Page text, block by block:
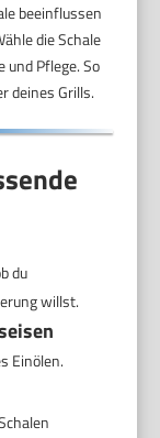
beeinflussen
die Schale
und Pflege. So
deines Grills.
du
willst.
Einölen.